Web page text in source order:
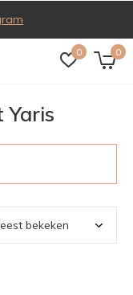
0 0
Yaris